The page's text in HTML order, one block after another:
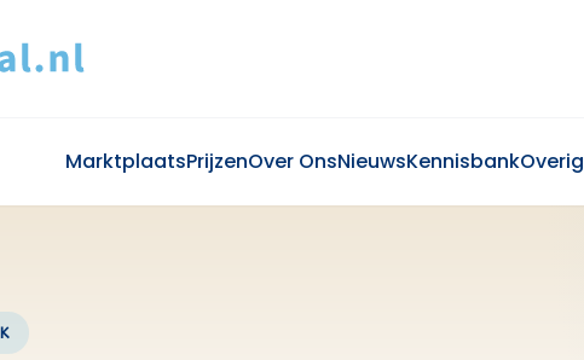
MarktplaatsPrijzenOver OnsNieuwsKennisbankOverig